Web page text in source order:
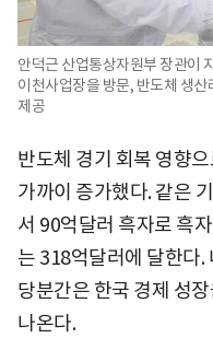
안덕근 산업통상자원부 장관이
이천사업장을 방문, 반도체 생
제공
반도체 경기 회복 영향
가까이 증가했다. 같은
서 90억달러 흑자로 흑
는 318억달러에 달한다.
당분간은 한국 경제 성
나온다.